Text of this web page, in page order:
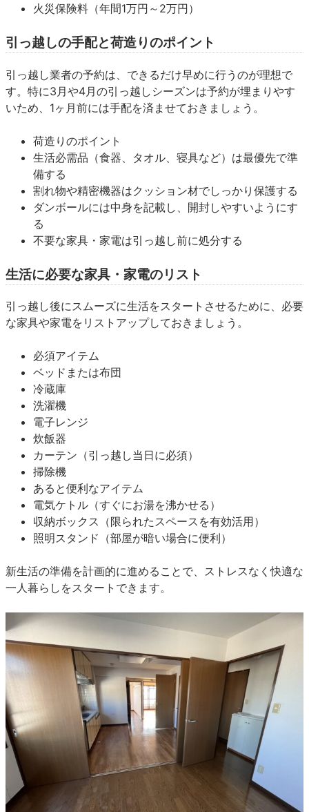
火災保険料（年間1万円～2万円）
引っ越しの手配と荷造りのポイント
引っ越し業者の予約は、できるだけ早めに行うのが理想で
す。特に3月や4月の引っ越しシーズンは予約が埋まりやす
いため、1ヶ月前には手配を済ませておきましょう。
荷造りのポイント
生活必需品（食器、タオル、寝具など）は最優先で準
備する
割れ物や精密機器はクッション材でしっかり保護する
ダンボールには中身を記載し、開封しやすいようにす
る
不要な家具・家電は引っ越し前に処分する
生活に必要な家具・家電のリスト
引っ越し後にスムーズに生活をスタートさせるために、必要
な家具や家電をリストアップしておきましょう。
必須アイテム
ベッドまたは布団
冷蔵庫
洗濯機
電子レンジ
炊飯器
カーテン（引っ越し当日に必須）
掃除機
あると便利なアイテム
電気ケトル（すぐにお湯を沸かせる）
収納ボックス（限られたスペースを有効活用）
照明スタンド（部屋が暗い場合に便利）
新生活の準備を計画的に進めることで、ストレスなく快適な
一人暮らしをスタートできます。